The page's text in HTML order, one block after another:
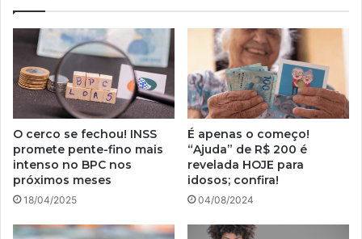
O cerco se fechou! INSS
promete pente-fino mais
intenso no BPC nos
próximos meses
18/04/2025
É apenas o começo!
“Ajuda” de R$ 200 é
revelada HOJE para
idosos; confira!
04/08/2024